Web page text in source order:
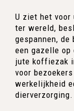
U ziet het voor
ter wereld,
gespannen,
een gazelle op
jute koffiezak
voor
werkelijkheid
dierverzorging.